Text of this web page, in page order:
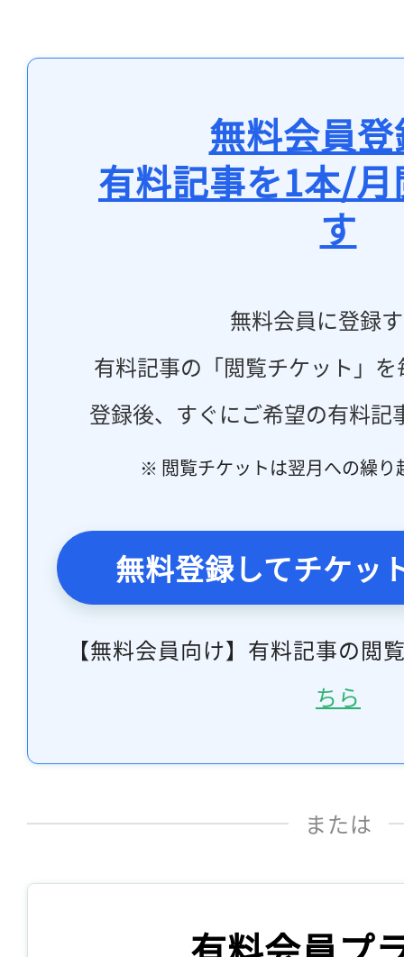
無料会員
有料記事を1本/
す
無料会員に登録
有料記事の「閲覧チケット」
登録後、すぐにご希望の有料記
※ 閲覧チケットは翌月への繰り
無料登録してチケッ
【無料会員向け】有料記事の閲
ちら
または